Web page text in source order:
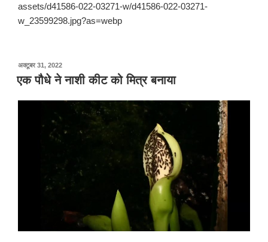
assets/d41586-022-03271-w/d41586-022-03271-
w_23599298.jpg?as=webp
अक्टूबर 31, 2022पर
प्रकाशित
किया
एक पौधे ने नाशी कीट को मित्र बनाया